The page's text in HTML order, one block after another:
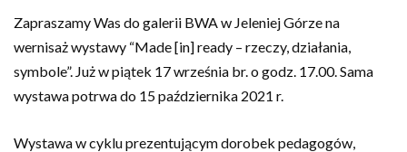
Zapraszamy Was do galerii BWA w Jeleniej Górze na
wernisaż wystawy “Made [in] ready – rzeczy, działania,
symbole”. Już w piątek 17 września br. o godz. 17.00. Sama
wystawa potrwa do 15 października 2021 r.
Wystawa w cyklu prezentującym dorobek pedagogów,